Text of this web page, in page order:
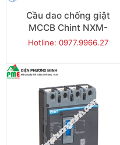
Cầu dao chống giật
MCCB Chint NXM-
1000S/4300-1000 50KA
Hotline: 0977.9966.27